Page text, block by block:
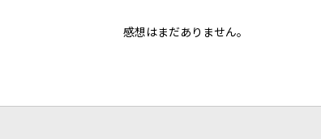
感想はまだありません。